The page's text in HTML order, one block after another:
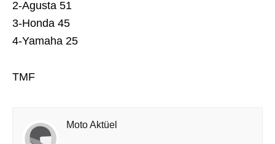
2-Agusta 51
3-Honda 45
4-Yamaha 25
TMF
Moto Aktüel